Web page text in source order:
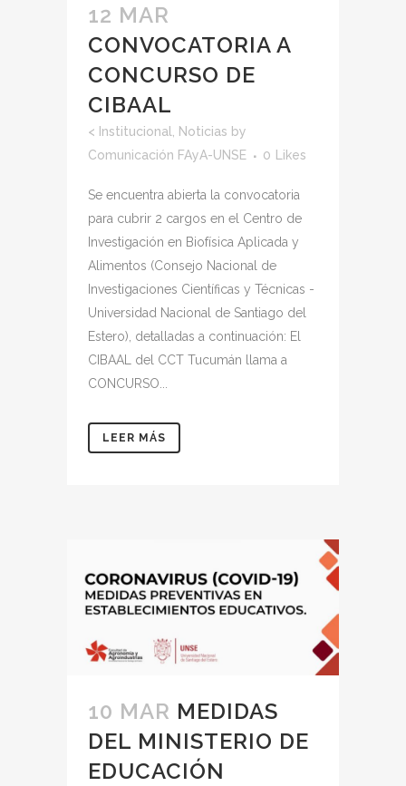
12 MAR
CONVOCATORIA A
CONCURSO DE
CIBAAL
< Institucional Noticias by
Comunicación FAyA-UNSE
0 Likes
Se encuentra abierta la convocatoria
para cubrir 2 cargos en el Centro de
Investigación en Biofísica Aplicada y
Alimentos (Consejo Nacional de
Investigaciones Científicas y Técnicas -
Universidad Nacional de Santiago del
Estero), detalladas a continuación: El
CIBAAL del CCT Tucumán llama a
CONCURSO...
LEER MÁS
10 MAR MEDIDAS
DEL MINISTERIO DE
EDUCACIÓN